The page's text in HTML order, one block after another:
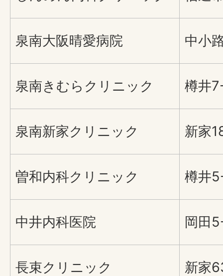
泉南大阪晴愛病院 中小
泉南きむらクリニック 樽井
泉南新家クリニック 新家
曽和内科クリニック 樽井
中井内科医院 岡田
長束クリニック 新家